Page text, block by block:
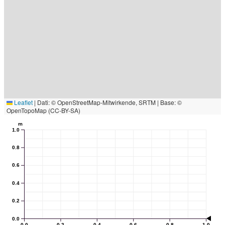
Leaflet | Dati: © OpenStreetMap-Mitwirkende, SRTM | Base: ©
OpenTopoMap (CC-BY-SA)
0.0
0.2
0.4
0.6
0.8
1.0
m